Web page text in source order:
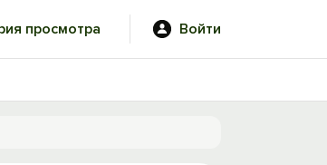
просмотра Войти